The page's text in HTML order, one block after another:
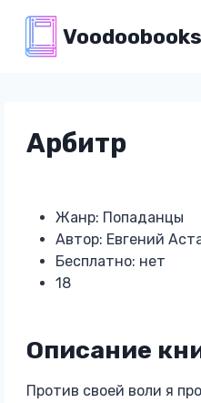
содержимому
Арбитр
Жанр: Попаданцы
Автор: Евгений
Бесплатно: нет
18
Описание
Против своей воли я